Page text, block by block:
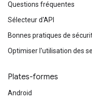
Questions fréquentes
Sélecteur d'API
Bonnes pratiques de
Optimiser l'utilisation des
Plates-formes
Android